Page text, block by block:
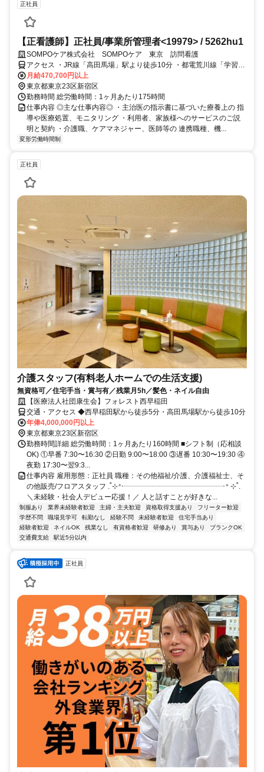
正社員
【正看護師】正社員/事業所管理者<19979> / 5262hu1
SOMPOケア株式会社 SOMPOケア 東京 訪問看護
アクセス ・JR線「高田馬場」駅より徒歩10分 ・都電荒川線「学習院
下」駅より徒歩4分
月給470,700円以上
東京都東京23区新宿区
勤務時間 総労働時間：1ヶ月あたり175時間
仕事内容 ◎主な仕事内容◎ ・主治医の指示書に基づいた療養上の 指
導や医療処置、モニタリング ・利用者、家族様へのサービスのご説
明と契約 ・介護職、ケアマネジャー、医師等の 連携職種、機...
変形労働時間制
正社員
介護スタッフ(有料老人ホームでの生活支援)
無資格可／住宅手当・賞与有／残業月5h／髪色・ネイル自由
【医療法人社団康生会】フォレスト西早稲田
交通・アクセス ◆西早稲田駅から徒歩5分・高田馬場駅から徒歩10分
年俸4,000,000円以上
東京都東京23区新宿区
勤務時間詳細 総労働時間：1ヶ月あたり160時間 ■シフト制（応相談
OK) ①早番 7:30〜16:30 ②日勤 9:00〜18:00 ③遅番 10:30〜19:30 ④
夜勤 17:30〜翌9:3...
仕事内容 雇用形態：正社員 職種：その他福祉/介護、介護福祉士、そ
の他販売/フロアスタッフ .˚⊹⁺‧┈┈┈┈┈┈┈┈┈┈┈┈┈┈‧⁺ ⊹˚.
＼未経験・社会人デビュー応援！／ 人と話すことが好きな...
制服あり 業界未経験者歓迎 主婦・主夫歓迎 資格取得支援あり
フリーター歓迎
学歴不問
職場見学可 転勤なし 経験不問 未経験者歓迎
住宅手当あり
経験者歓迎
ネイルOK 残業なし 有資格者歓迎 研修あり 賞与あり
ブランクOK
交通費支給
駅近5分以内
正社員